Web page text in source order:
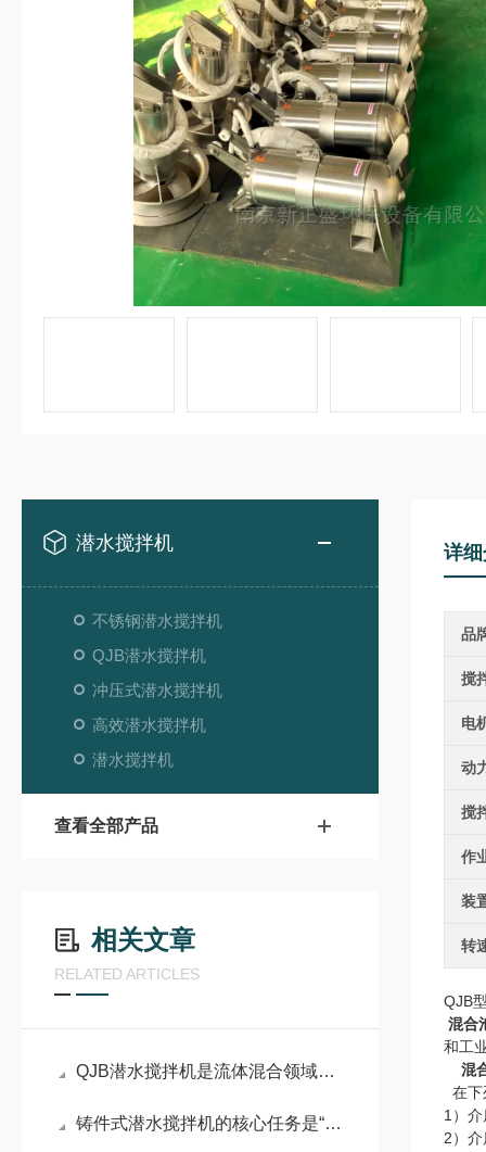
潜水搅拌机
不锈钢潜水搅拌机
QJB潜水搅拌机
冲压式潜水搅拌机
高效潜水搅拌机
潜水搅拌机
查看全部产品
相关文章
RELATED ARTICLES
QJB潜水搅拌机是流体混合领域的核心设备
铸件式潜水搅拌机的核心任务是“搅动水流”
详
品
搅
电
动
搅
作
装
转
QJB
混合
和工
混
在下
1）
2）